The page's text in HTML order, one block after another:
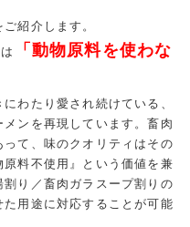
紹介します。
「動物原料を使わな
わたり愛され続けている、
ンを再現しています。畜肉
て、味のクオリティはその
料不使用』という価値を兼
り／畜肉ガラスープ割りの
用途に対応することが可能